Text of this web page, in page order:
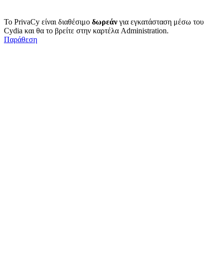
Το PrivaCy είναι διαθέσιμο δωρεάν για εγκατάσταση μέσω του
Cydia και θα το βρείτε στην καρτέλα Administration.
Παράθεση